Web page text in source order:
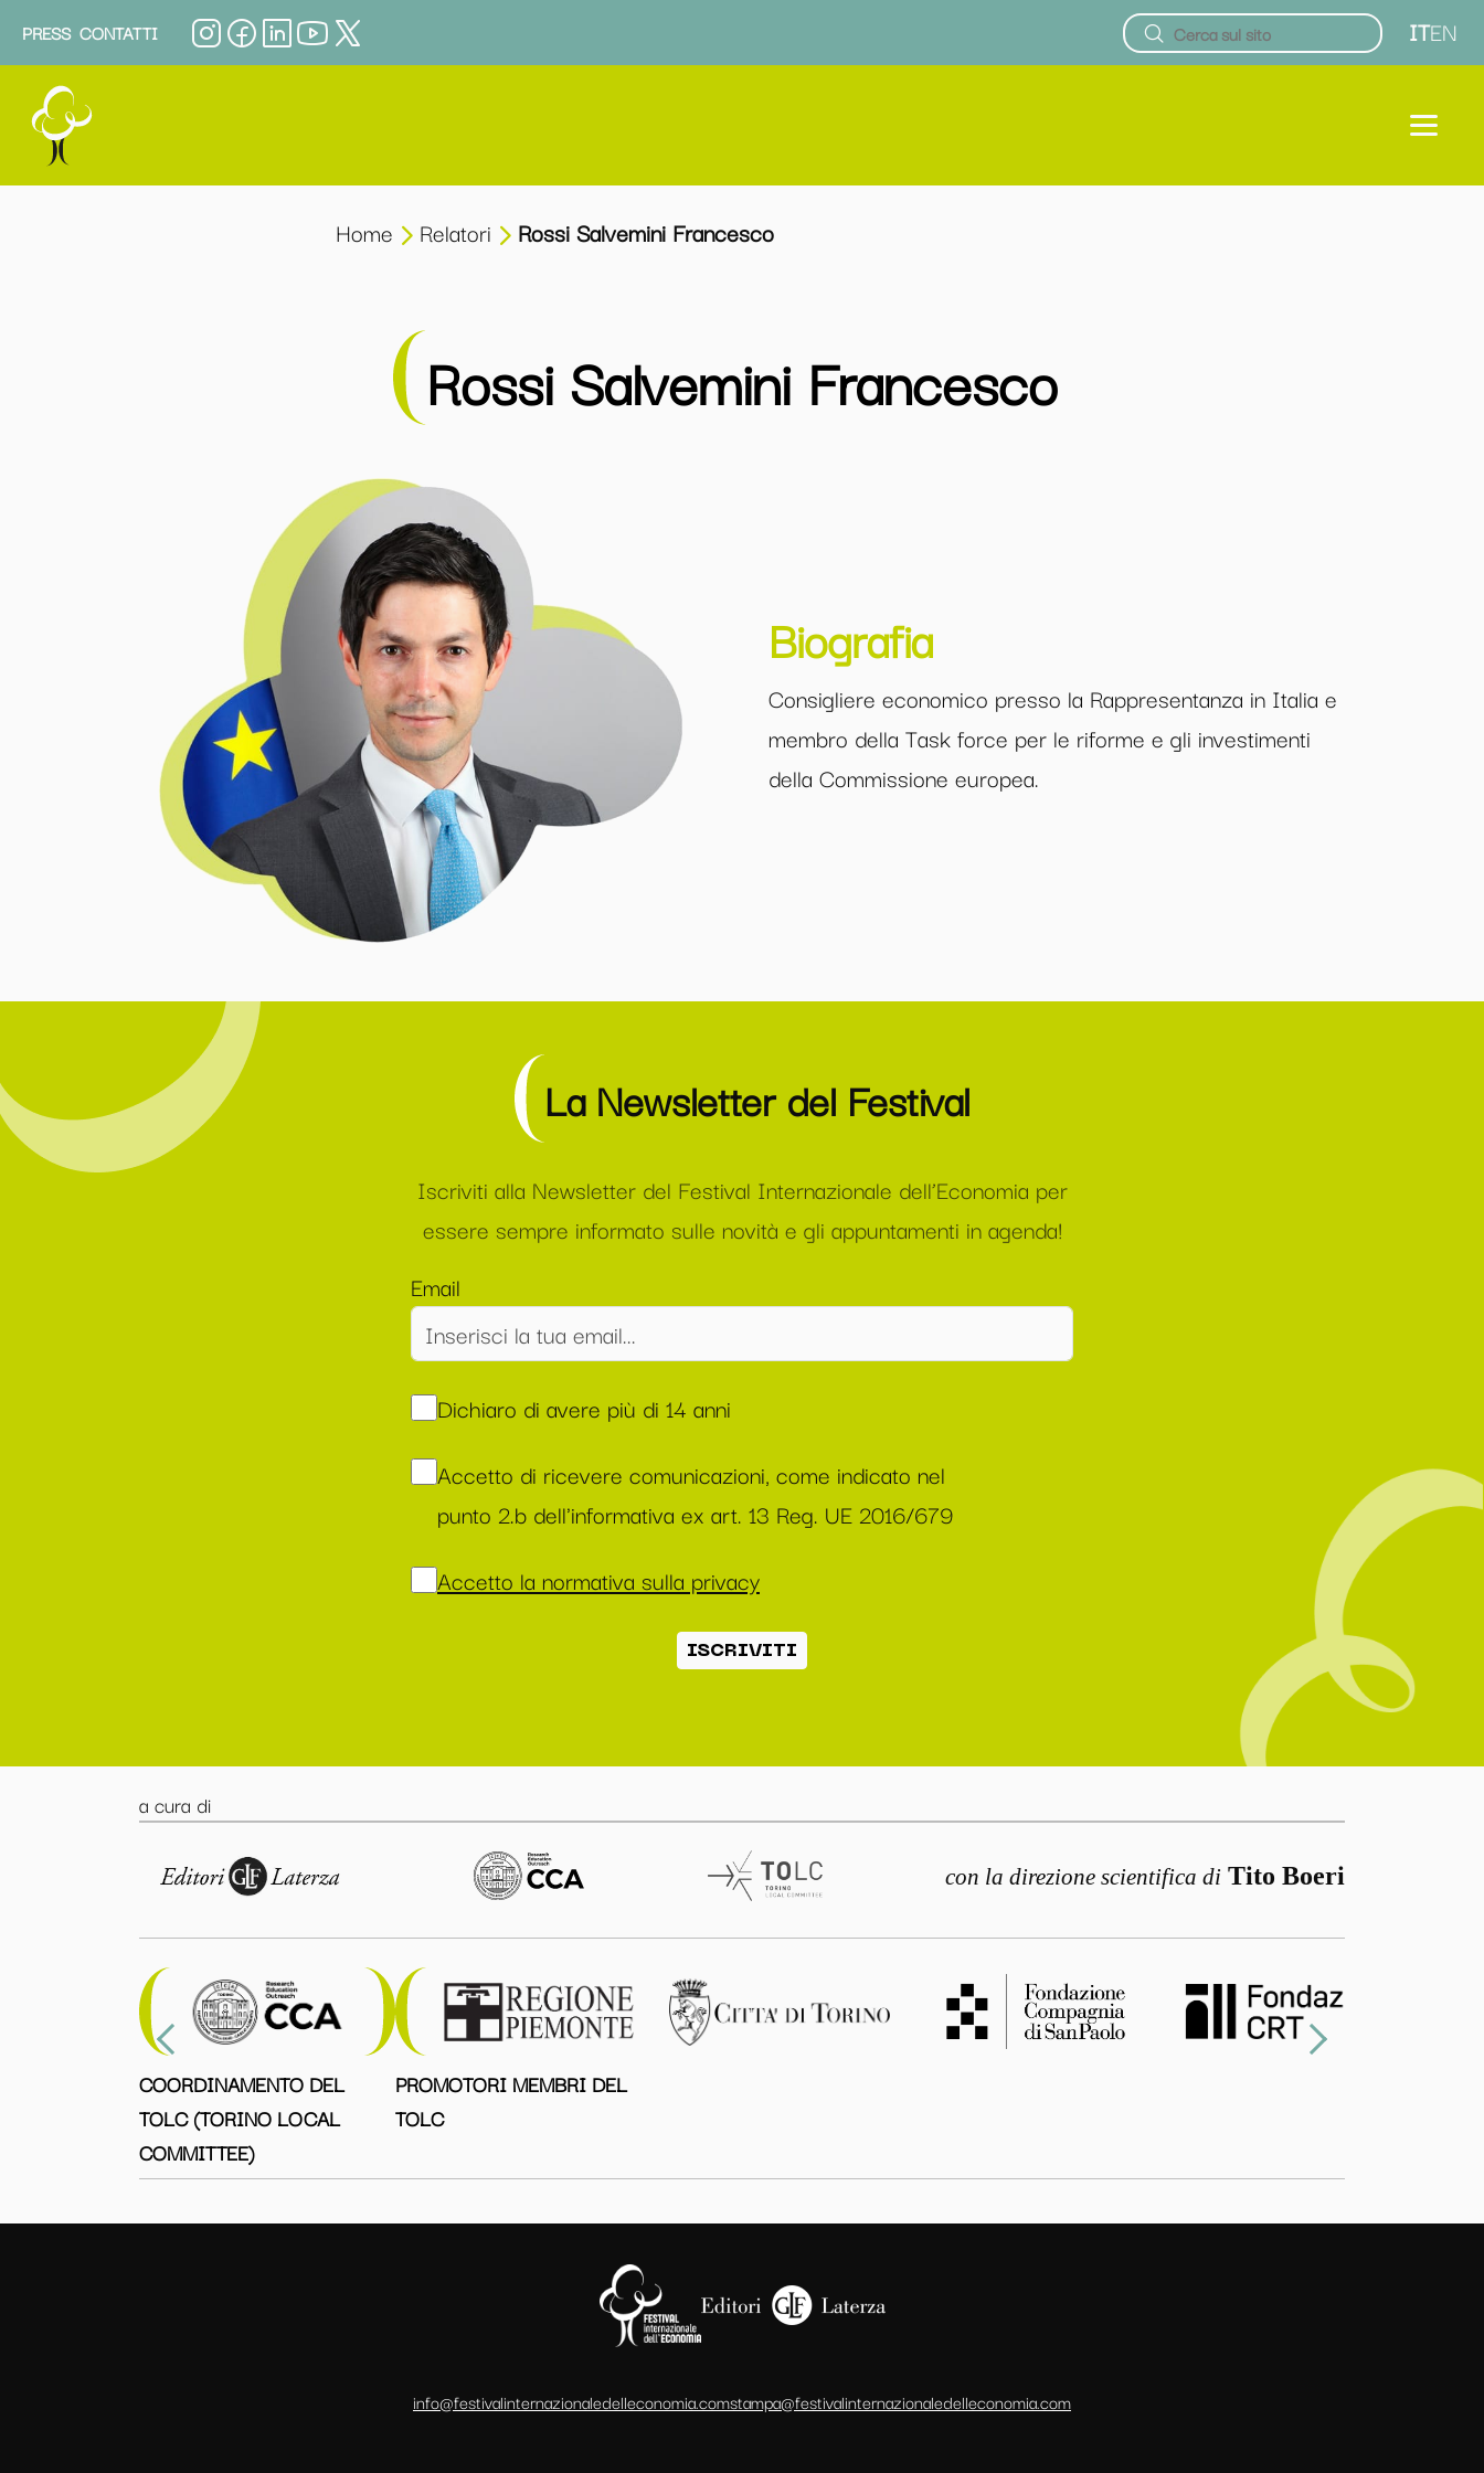
PRESS CONTATTI ITEN
Home Relatori Rossi Salvemini Francesco
Rossi Salvemini Francesco
Biografia
Consigliere economico presso la Rappresentanza in Italia e
membro della Task force per le riforme e gli investimenti
della Commissione europea.
La Newsletter del Festival
Iscriviti alla Newsletter del Festival Internazionale dell’Economia per
essere sempre informato sulle novità e gli appuntamenti in agenda!
Email
Dichiaro di avere più di 14 anni
Accetto di ricevere comunicazioni, come indicato nel
punto 2.b dell'informativa ex art. 13 Reg. UE 2016/679
Accetto la normativa sulla privacy
ISCRIVITI
a cura di
con la direzione scientifica di Tito Boeri
COORDINAMENTO DEL
TOLC (TORINO LOCAL
COMMITTEE)
PROMOTORI MEMBRI DEL
TOLC
info@festivalinternazionaledelleconomia.comstampa@festivalinternazionaledelleconomia.com